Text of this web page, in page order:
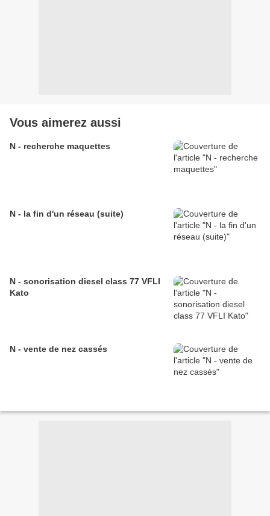
Vous aimerez aussi
N - recherche maquettes
N - la fin d'un réseau (suite)
N - sonorisation diesel class 77 VFLI
Kato
N - vente de nez cassés